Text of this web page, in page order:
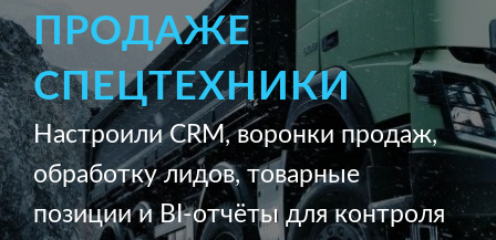
ПРОДАЖЕ
СПЕЦТЕХНИКИ
Настроили CRM, воронки продаж,
обработку лидов, товарные
позиции и BI-отчёты для контроля